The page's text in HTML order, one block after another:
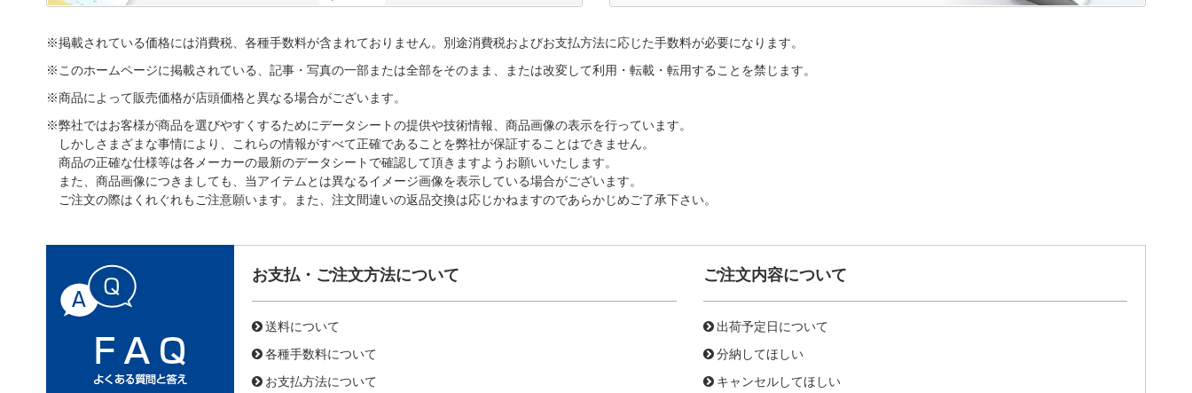
※掲載されている価格には消費税、各種手数料が含まれておりません。別途消費税およびお支払方法に応じた手数料が必要になります。
※このホームページに掲載されている、記事・写真の一部または全部をそのまま、または改変して利用・転載・転用することを禁じます。
※商品によって販売価格が店頭価格と異なる場合がございます。
※弊社ではお客様が商品を選びやすくするためにデータシートの提供や技術情報、商品画像の表示を行っています。
しかしさまざまな事情により、これらの情報がすべて正確であることを弊社が保証することはできません。
商品の正確な仕様等は各メーカーの最新のデータシートで確認して頂きますようお願いいたします。
また、商品画像につきましても、当アイテムとは異なるイメージ画像を表示している場合がございます。
ご注文の際はくれぐれもご注意願います。また、注文間違いの返品交換は応じかねますのであらかじめご了承下さい。
お支払・ご注文方法について
送料について
各種手数料について
お支払方法について
ご注文内容について
出荷予定日について
分納してほしい
キャンセルしてほしい